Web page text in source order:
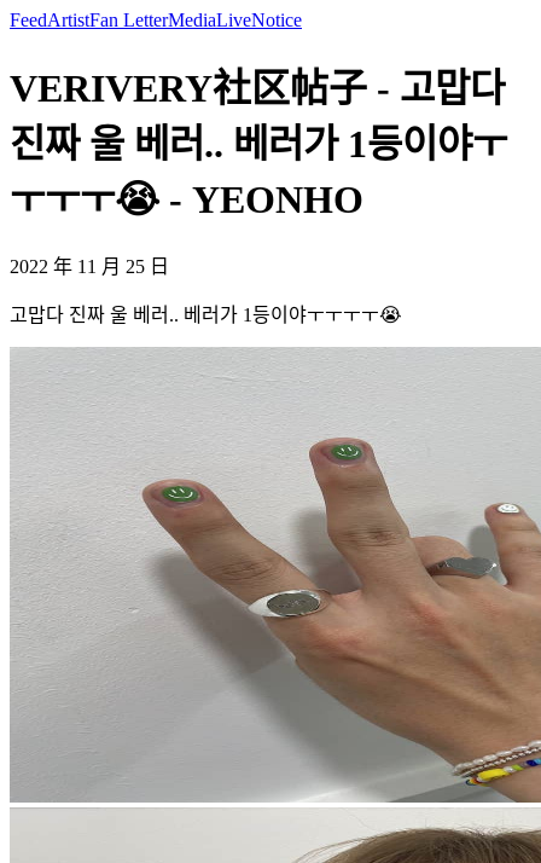
FeedArtistFan LetterMediaLiveNotice
VERIVERY社区帖子 - 고맙다
진짜 울 베러.. 베러가 1등이야ㅜ
ㅜㅜㅜ😭 - YEONHO
2022 年 11 月 25 日
고맙다 진짜 울 베러.. 베러가 1등이야ㅜㅜㅜㅜ😭